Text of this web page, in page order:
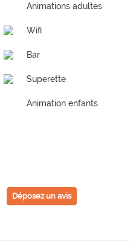
Animations adultes
Wifi
Bar
Superette
Animation enfants
Déposez un avis